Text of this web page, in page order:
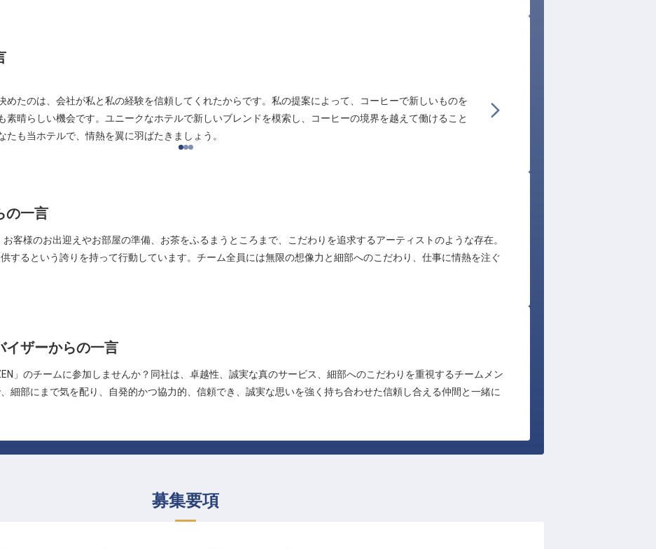
めたのは、会社が私と私の経験を信頼してくれたからです。私の提案によって、コーヒーで新しいものを
素晴らしい機会です。ユニークなホテルで新しいブレンドを模索し、コーヒーの境界を越えて働けること
たも当ホテルで、情熱を翼に羽ばたきましょう。
全9室のラグジュアリーブティックホ
点が魅力です。従業員も人数が少な
の一言
お客様のお出迎えやお部屋の準備、お茶をふるまうところまで、こだわりを追求するアーティストのような存在。
するという誇りを持って行動しています。チーム全員には無限の想像力と細部へのこだわり、仕事に情熱を注ぐ
イザーからの一言
」のチームに参加しませんか？同社は、卓越性、誠実な真のサービス、細部へのこだわりを重視するチームメン
細部にまで気を配り、自発的かつ協力的、信頼でき、誠実な思いを強く持ち合わせた信頼し合える仲間と一緒に
募集要項